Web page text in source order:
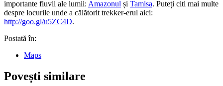
importante fluvii ale lumii: Amazonul și Tamisa. Puteți citi mai multe
despre locurile unde a călătorit trekker-erul aici:
http://goo.gl/u5ZC4D.
Postată în:
Maps
Povești similare